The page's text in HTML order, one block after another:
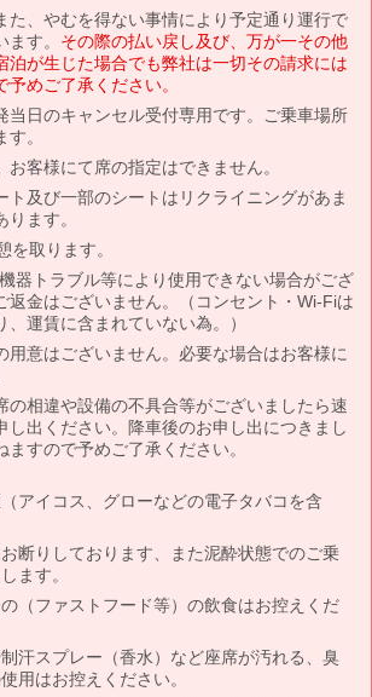
た、やむを得ない事情により予定通り運行で
す。 その際の払い戻し及び、万が一その他
泊が生じた場合でも弊社は一切その請求には
めご了承ください。
当日のキャンセル受付専用です。ご乗車場所
。
客様にて席の指定はできません。
ト及び一部のシートはリクライニングがあま
ます。
を取ります。
器トラブル等により使用できない場合がござ
返金はございません。（コンセント・Wi-Fiは
運賃に含まれていない為。）
用意はございません。必要な場合はお客様に
の相違や設備の不具合等がございましたら速
し出ください。降車後のお申し出につきまし
ますので予めご了承ください。
アイコス、グローなどの電子タバコを含
断りしております、また泥酔状態でのご乗
ます。
（ファストフード等）の飲食はお控えくだ
汗スプレー（香水）など座席が汚れる、臭
用はお控えください。